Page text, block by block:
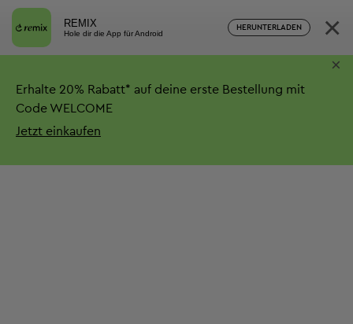
REMIX
Hole dir die App für Android
HERUNTERLADEN ×
Erhalte 20% Rabatt* auf deine erste Bestellung mit
Code WELCOME
Jetzt einkaufen
×